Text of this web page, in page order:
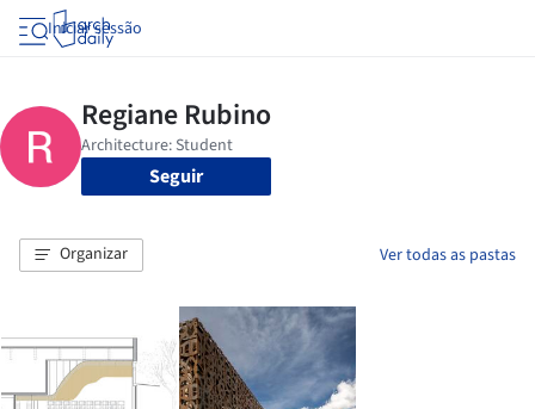
Iniciar sessão
Seguir
Organizar Ver todas as pastas